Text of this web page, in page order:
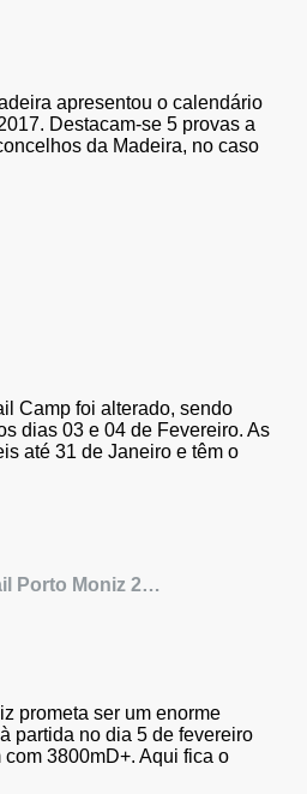
apresentou o calendário
Destacam-se 5 provas a
da Madeira, no caso
Camp foi alterado, sendo
dias 03 e 04 de Fevereiro. As
até 31 de Janeiro e têm o
Porto Moniz 2…
prometa ser um enorme
partida no dia 5 de fevereiro
3800mD+. Aqui fica o